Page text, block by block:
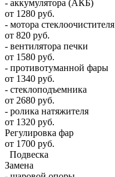
- аккумулятора (АКБ)
от 1280 руб.
- мотора стеклоочистителя
от 820 руб.
- вентилятора печки
от 1580 руб.
- противотуманной фары
от 1340 руб.
- стеклоподъемника
от 2680 руб.
- ролика натяжителя
от 1320 руб.
Регулировка фар
от 1700 руб.
Подвеска
Замена